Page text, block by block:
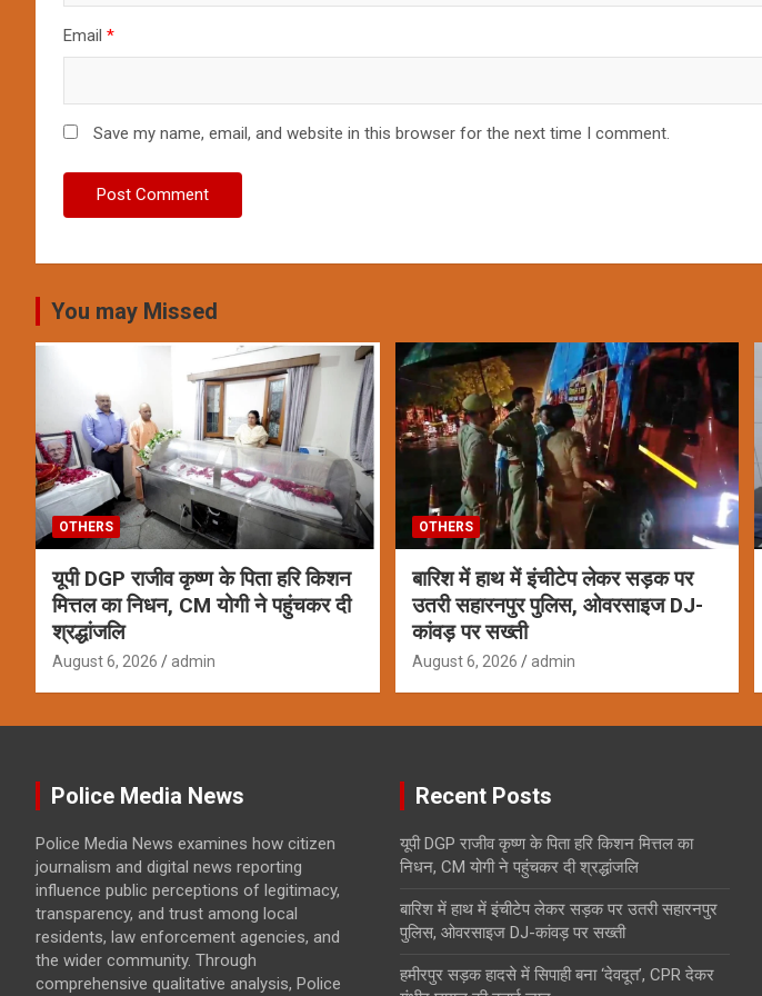
Email *
Save my name, email, and website in this browser for the next time I comment.
You may Missed
OTHERS
यूपी DGP राजीव कृष्ण के पिता हरि किशन
मित्तल का निधन, CM योगी ने पहुंचकर दी
श्रद्धांजलि
August 6, 2026 admin
OTHERS
बारिश में हाथ में इंचीटेप लेकर सड़क पर
उतरी सहारनपुर पुलिस, ओवरसाइज DJ-
कांवड़ पर सख्ती
August 6, 2026 admin
Police Media News
Police Media News examines how citizen
journalism and digital news reporting
influence public perceptions of legitimacy,
transparency, and trust among local
residents, law enforcement agencies, and
the wider community. Through
comprehensive qualitative analysis, Police
Recent Posts
यूपी DGP राजीव कृष्ण के पिता हरि किशन मित्तल का
निधन, CM योगी ने पहुंचकर दी श्रद्धांजलि
बारिश में हाथ में इंचीटेप लेकर सड़क पर उतरी सहारनपुर
पुलिस, ओवरसाइज DJ-कांवड़ पर सख्ती
हमीरपुर सड़क हादसे में सिपाही बना ‘देवदूत’, CPR देकर